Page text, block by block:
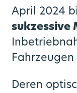
April 2024
sukzessive
Deren